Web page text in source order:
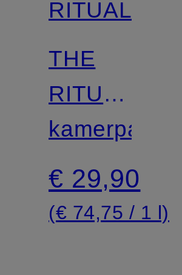
RITUALS
THE
RITUAL
OF
SAKURA
NAVULLING
kamerparfum
€ 29,90
(€ 74,75 / 1 l)